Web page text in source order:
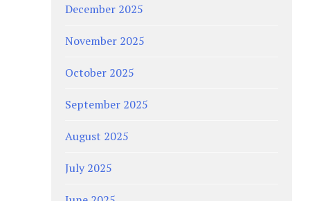
December 2025
November 2025
October 2025
September 2025
August 2025
July 2025